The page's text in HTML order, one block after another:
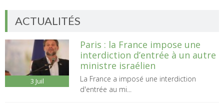
ACTUALITÉS
3 Juil
Paris : la France impose une
interdiction d’entrée à un autre
ministre israélien
La France a imposé une interdiction
d'entrée au mi...